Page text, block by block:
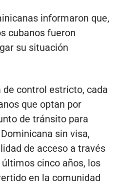
informaron que,
cubanos fueron
su situación
control estricto, cada
que optan por
de tránsito para
sin visa,
de acceso a través
cinco años, los
en la comunidad